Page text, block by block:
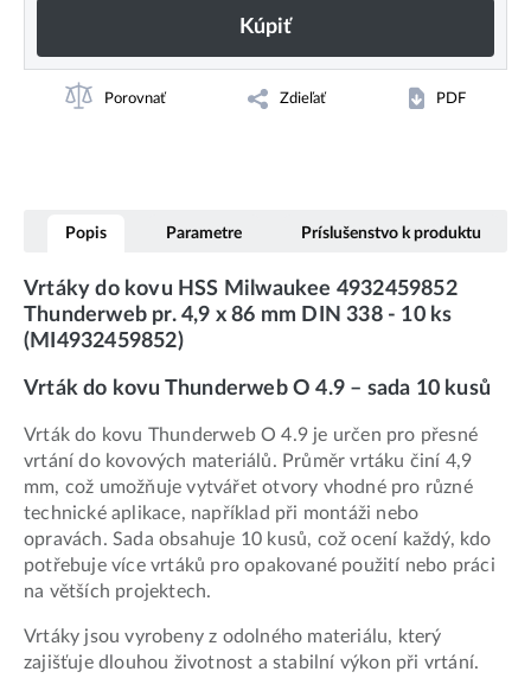
Kúpiť
Porovnať Zdieľať PDF
Popis Parametre Príslušenstvo k produktu
Vrtáky do kovu HSS Milwaukee 4932459852
Thunderweb pr. 4,9 x 86 mm DIN 338 - 10 ks
(MI4932459852)
Vrták do kovu Thunderweb O 4.9 – sada 10 kusů
Vrták do kovu Thunderweb O 4.9 je určen pro přesné
vrtání do kovových materiálů. Průměr vrtáku činí 4,9
mm, což umožňuje vytvářet otvory vhodné pro různé
technické aplikace, například při montáži nebo
opravách. Sada obsahuje 10 kusů, což ocení každý, kdo
potřebuje více vrtáků pro opakované použití nebo práci
na větších projektech.
Vrtáky jsou vyrobeny z odolného materiálu, který
zajišťuje dlouhou životnost a stabilní výkon při vrtání.